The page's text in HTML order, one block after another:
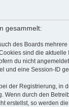
gesammelt:
des Boards
sind die
du nicht
und eine Session-ID
der Registrierung, in
durch den
erstellst, so werden